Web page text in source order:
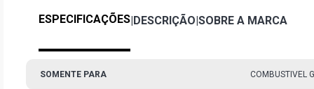
ESPECIFICAÇÕES|DESCRIÇÃO|SOBRE A MARCA
SOMENTE PARA COMBUSTIVEL